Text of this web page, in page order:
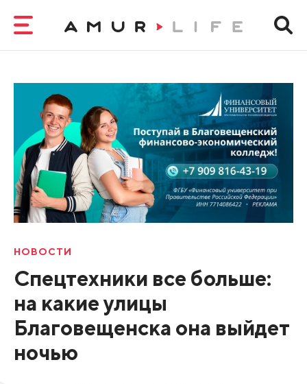
НОВОСТИ
Спецтехники все больше:
на какие улицы
Благовещенска она выйдет
ночью